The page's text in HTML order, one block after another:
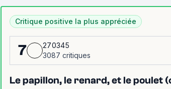
Critique positive la plus appréciée
7
270345
3087 critiques
Le papillon, le renard, et le poulet